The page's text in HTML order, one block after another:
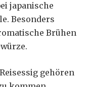
japanische
Besonders
Brühen
gehören